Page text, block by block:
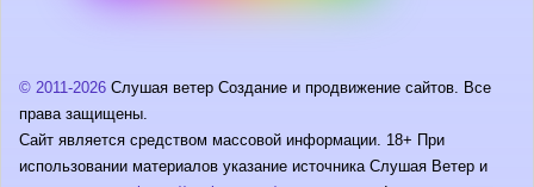
© 2011-2026 Слушая ветер Создание и продвижение сайтов. Все
права защищены.
Сайт является средством массовой информации. 18+ При
использовании материалов указание источника Слушая Ветер и